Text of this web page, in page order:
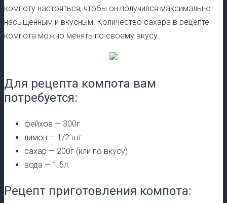
компоту настояться, чтобы он получился максимально
насыщенным и вкусным. Количество сахара в рецепте
компота можно менять по своему вкусу.
Для рецепта компота вам
потребуется:
фейхоа — 300г
лимон — 1/2 шт.
сахар — 200г (или по вкусу)
вода — 1.5л.
Рецепт приготовления компота: